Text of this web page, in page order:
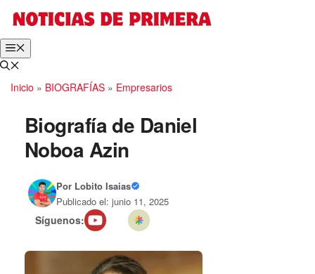
contenido
Inicio » BIOGRAFÍAS » Empresarios
Biografía de Daniel
Noboa Azin
Por Lobito Isaias
Publicado el: junio 11, 2025
Síguenos: